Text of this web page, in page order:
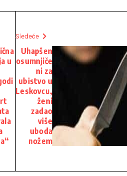
u
Sledeće
Uhapšen
osumnjiče
ni za
ubistvo u
Leskovcu,
ženi
zadao
više
uboda
nožem